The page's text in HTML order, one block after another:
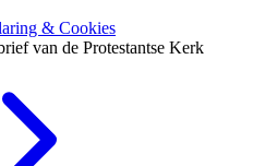
& Cookies
van de Protestantse Kerk